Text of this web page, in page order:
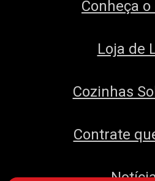
Conheça o
Loja de
Cozinhas
Contrate